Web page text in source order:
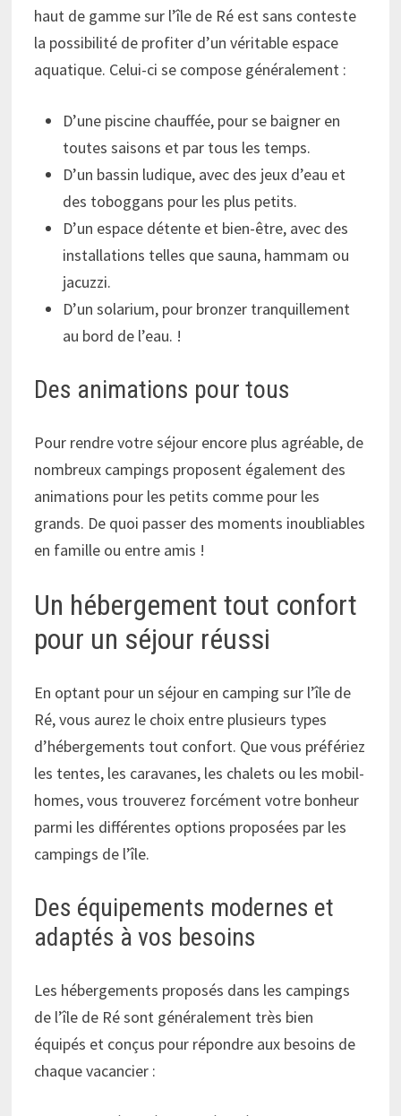
haut de gamme sur l’île de Ré est sans conteste
la possibilité de profiter d’un véritable espace
aquatique. Celui-ci se compose généralement :
D’une piscine chauffée, pour se baigner en
toutes saisons et par tous les temps.
D’un bassin ludique, avec des jeux d’eau et
des toboggans pour les plus petits.
D’un espace détente et bien-être, avec des
installations telles que sauna, hammam ou
jacuzzi.
D’un solarium, pour bronzer tranquillement
au bord de l’eau. !
Des animations pour tous
Pour rendre votre séjour encore plus agréable, de
nombreux campings proposent également des
animations pour les petits comme pour les
grands. De quoi passer des moments inoubliables
en famille ou entre amis !
Un hébergement tout confort
pour un séjour réussi
En optant pour un séjour en camping sur l’île de
Ré, vous aurez le choix entre plusieurs types
d’hébergements tout confort. Que vous préfériez
les tentes, les caravanes, les chalets ou les mobil-
homes, vous trouverez forcément votre bonheur
parmi les différentes options proposées par les
campings de l’île.
Des équipements modernes et
adaptés à vos besoins
Les hébergements proposés dans les campings
de l’île de Ré sont généralement très bien
équipés et conçus pour répondre aux besoins de
chaque vacancier :